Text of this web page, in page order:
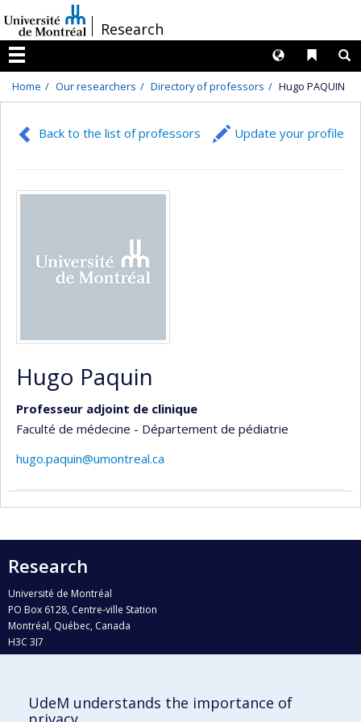
au
contenu
/Research
Menu
Liens
Langues
Home Our researchers Directory of professors Hugo PAQUIN
Back to the list of professors Update your profile
Hugo Paquin
Professeur adjoint de clinique
Faculté de médecine - Département de pédiatrie
hugo.paquin@umontreal.ca
Research
Université de Montréal
PO Box 6128, Centre-ville Station
Montréal, Québec, Canada
H3C 3J7
Who does what?
UdeM understands the importance of